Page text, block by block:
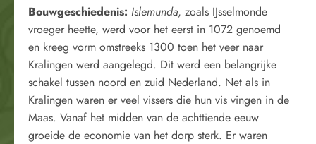
Bouwgeschiedenis: Islemunda, zoals IJsselmonde
vroeger heette, werd voor het eerst in 1072 genoemd
en kreeg vorm omstreeks 1300 toen het veer naar
Kralingen werd aangelegd. Dit werd een belangrijke
schakel tussen noord en zuid Nederland. Net als in
Kralingen waren er veel vissers die hun vis vingen in de
Maas. Vanaf het midden van de achttiende eeuw
groeide de economie van het dorp sterk. Er waren